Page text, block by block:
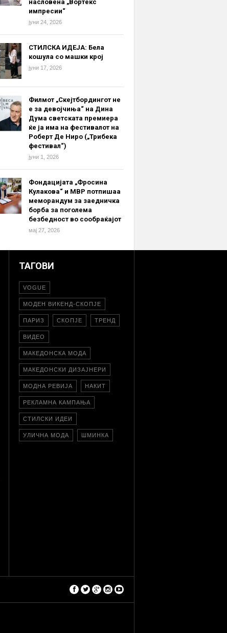
насловена „Вортекс
импресии“
јуни 24, 2026
СТИЛСКА ИДЕЈА: Бела
кошула со машки крој
јуни 17, 2026
Филмот „Скејтбордингот не
е за девојчиња“ на Дина
Дума светската премиера
ќе ја има на фестивалот на
Роберт Де Ниро („Трибека
фестивал“)
јуни 1, 2026
Фондацијата „Фросина
Кулакова“ и МВР потпишаа
меморандум за заедничка
борба за поголема
безбедност во сообраќајот
мај 27, 2026
ТАГОВИ
VOGUE
МОДЕН ВИКЕНД-СКОПЈЕ
ПАРИЗ СКОПЈЕ ТРЕНД
ВИДЕО
МАКЕДОНСКА МОДА
МАКЕДОНСКИ ДИЗАЈНЕРИ
МОДНА РЕВИЈА НАКИТ
РЕКЛАМНА КАМПАЊА
СТИЛСКИ ИДЕИ
УЛИЧНА МОДА ШМИНКА